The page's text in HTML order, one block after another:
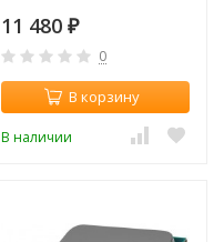
11 480 ₽
0
В корзину
В наличии